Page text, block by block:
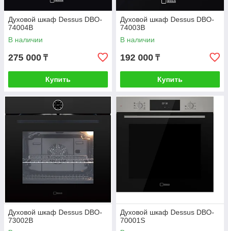
Духовой шкаф Dessus DBO-
74004B
В наличии
275 000 ₸
Купить
Духовой шкаф Dessus DBO-
74003B
В наличии
192 000 ₸
Купить
Духовой шкаф Dessus DBO-
73002B
Духовой шкаф Dessus DBO-
70001S